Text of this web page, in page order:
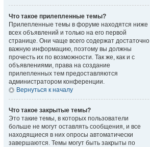
Что такое прилепленные темы?
Прилепленные темы в форуме находятся ниже
всех объявлений и только на его первой
странице. Они чаще всего содержат достаточно
важную информацию, поэтому вы должны
прочесть их по возможности. Так же, как и с
объявлениями, права на создание
прилепленных тем предоставляются
администратором конференции.
Вернуться к началу
Что такое закрытые темы?
Это такие темы, в которых пользователи
больше не могут оставлять сообщения, и все
находящиеся в них опросы автоматически
завершаются. Темы могут быть закрыты по